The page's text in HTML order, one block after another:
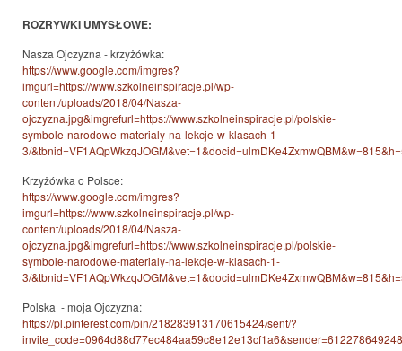
ROZRYWKI UMYSŁOWE:
Nasza Ojczyzna - krzyżówka:
https://www.google.com/imgres?
imgurl=https://www.szkolneinspiracje.pl/wp-
content/uploads/2018/04/Nasza-
ojczyzna.jpg&imgrefurl=https://www.szkolneinspiracje.pl/polskie-
symbole-narodowe-materialy-na-lekcje-w-klasach-1-
3/
Krzyżówka o Polsce:
https://www.google.com/imgres?
imgurl=https://www.szkolneinspiracje.pl/wp-
content/uploads/2018/04/Nasza-
ojczyzna.jpg&imgrefurl=https://www.szkolneinspiracje.pl/polskie-
symbole-narodowe-materialy-na-lekcje-w-klasach-1-
3/
Polska - moja Ojczyzna:
https://pl.pinterest.com/pin/218283913170615424/sent/?